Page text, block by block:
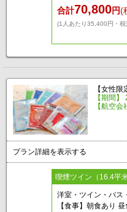
合計70,800円(
(1人あたり35,400円・税
【女性
【期間
【航空会
プラン詳細を表示する
喫煙ツイン（16.4平米
洋室・ツイン・バス
【食事】朝食あり